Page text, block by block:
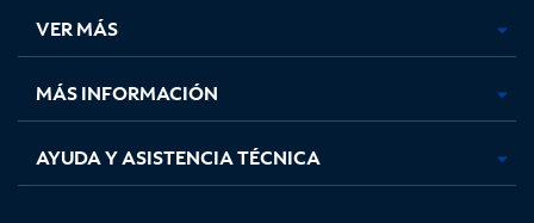
pestaña
nueva
pestaña
nueva
pestaña
nuevanueva
VER MÁS
MÁS INFORMACIÓN
AYUDA Y ASISTENCIA TÉCNICA